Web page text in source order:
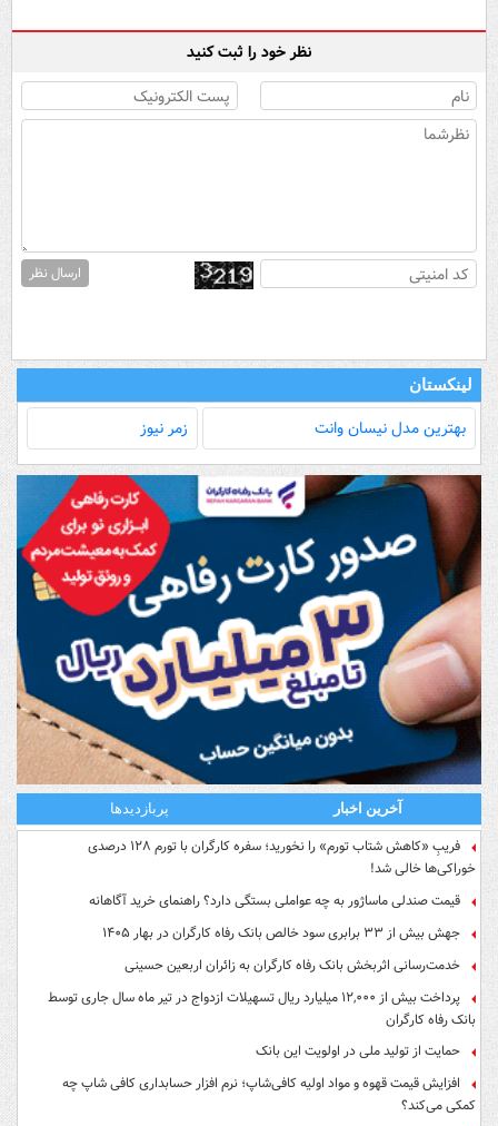
نظر خود را ثبت کنید
ارسال نظر
لینکستان
بهترین مدل‌ نیسان وانت زمر نیوز
آخرین اخبار پربازدیدها
فریبِ «کاهش شتاب تورم» را نخورید؛ سفره کارگران با تورم ۱۲۸ درصدی
خوراکی‌ها خالی شد!
قیمت صندلی ماساژور به چه عواملی بستگی دارد؟ راهنمای خرید آگاهانه
جهش بیش از ۳۳ برابری سود خالص بانک رفاه کارگران در بهار ۱۴۰۵
خدمت‌رسانی اثربخش بانک رفاه کارگران به زائران اربعین حسینی
پرداخت بیش از ۱۲,۰۰۰ میلیارد ریال تسهیلات ازدواج در تیر ماه سال جاری توسط
بانک رفاه کارگران
حمایت از تولید ملی در اولویت این بانک
افزایش قیمت قهوه و مواد اولیه کافی‌شاپ؛ نرم افزار حسابداری کافی شاپ چه
کمکی می‌کند؟